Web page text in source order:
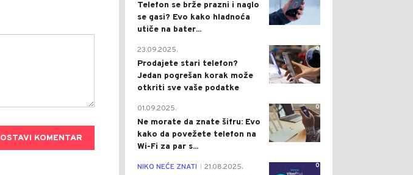
OSTAVI KOMENTAR
Telefon se brže prazni i naglo
se gasi? Evo kako hladnoća
utiče na bater...
0
23.09.2025.
Prodajete stari telefon?
Jedan pogrešan korak može
otkriti sve vaše podatke
0
01.09.2025.
Ne morate da znate šifru: Evo
kako da povežete telefon na
Wi-Fi za par s...
0
NIKO NEĆE ZNATI 21.08.2025.